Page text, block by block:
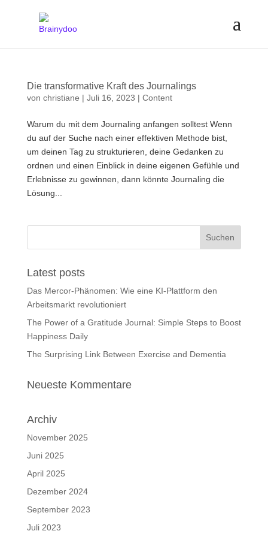
Die transformative Kraft des Journalings
von christiane | Juli 16, 2023 | Content
Warum du mit dem Journaling anfangen solltest Wenn
du auf der Suche nach einer effektiven Methode bist,
um deinen Tag zu strukturieren, deine Gedanken zu
ordnen und einen Einblick in deine eigenen Gefühle und
Erlebnisse zu gewinnen, dann könnte Journaling die
Lösung...
Latest posts
Das Mercor-Phänomen: Wie eine KI-Plattform den
Arbeitsmarkt revolutioniert
The Power of a Gratitude Journal: Simple Steps to Boost
Happiness Daily
The Surprising Link Between Exercise and Dementia
Neueste Kommentare
Archiv
November 2025
Juni 2025
April 2025
Dezember 2024
September 2023
Juli 2023